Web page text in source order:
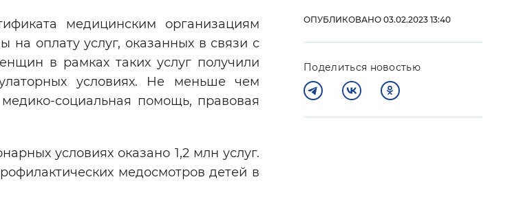
Повторить
медицинским организациям
на оплату услуг, оказанных в связи с
в рамках таких услуг получили
условиях. Не меньше чем
социальная помощь, правовая
условиях оказано 1,2 млн услуг.
медосмотров детей в
ОПУБЛИКОВАНО 03.02.2023 13:40
Поделиться новостью